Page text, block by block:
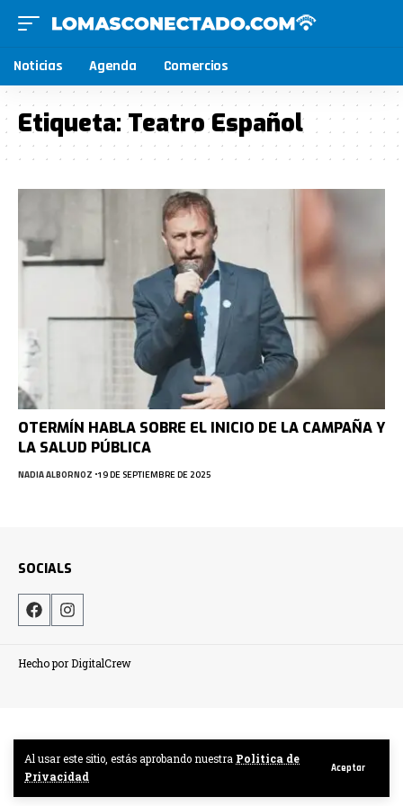
Al usar este sitio, estás aprobando nuestra Politica de
Privacidad
Aceptar
Noticias Agenda Comercios
Etiqueta:Teatro Español
OTERMÍN HABLA SOBRE EL INICIO DE LA CAMPAÑA Y
LA SALUD PÚBLICA
NADIA ALBORNOZ 19 DE SEPTIEMBRE DE 2025
SOCIALS
Hecho por DigitalCrew